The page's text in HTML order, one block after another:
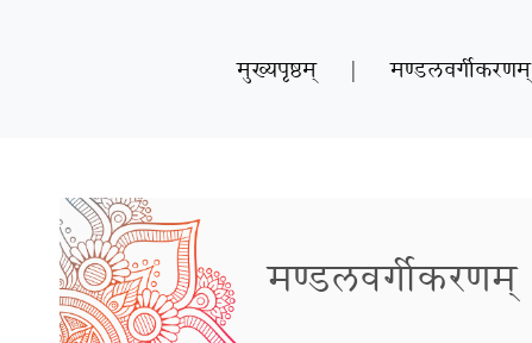
मुख्यपृष्ठम् | मण्डलवर्गीकरणम्
मण्डलवर्गीकरणम्